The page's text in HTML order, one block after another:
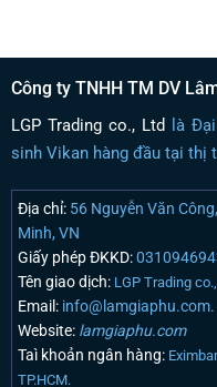
Công ty TNHH TM DV
LGP Trading co., Ltd là
sinh Vikan hàng đầu tại thị
Địa chỉ:56 Nguyễn Văn
Minh, VN
Giấy phép ĐKKD:
Tên giao dịch: LGP Trading
Email:info@lamgiaphu.com.
Website:lamgiaphu.com
Taì khoản ngân hàng:
TP.HCM.